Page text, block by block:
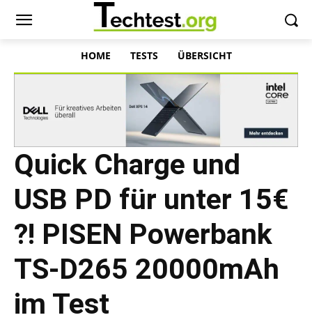
HOME TESTS ÜBERSICHT
Quick Charge und
USB PD für unter 15€
?! PISEN Powerbank
TS-D265 20000mAh
im Test